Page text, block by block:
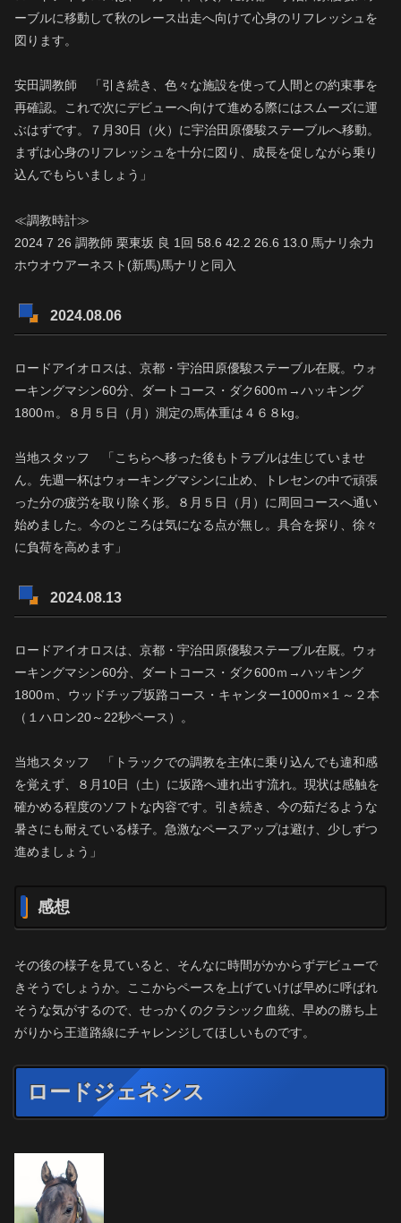
ーブルに移動して秋のレース出走へ向けて心身のリフレッシュを
図ります。
安田調教師 「引き続き、色々な施設を使って人間との約束事を
再確認。これで次にデビューへ向けて進める際にはスムーズに運
ぶはずです。７月30日（火）に宇治田原優駿ステーブルへ移動。
まずは心身のリフレッシュを十分に図り、成長を促しながら乗り
込んでもらいましょう」
≪調教時計≫
2024 7 26 調教師 栗東坂 良 1回 58.6 42.2 26.6 13.0 馬ナリ余力
ホウオウアーネスト(新馬)馬ナリと同入
2024.08.06
ロードアイオロスは、京都・宇治田原優駿ステーブル在厩。ウォ
ーキングマシン60分、ダートコース・ダク600ｍ→ハッキング
1800ｍ。８月５日（月）測定の馬体重は４６８kg。
当地スタッフ 「こちらへ移った後もトラブルは生じていませ
ん。先週一杯はウォーキングマシンに止め、トレセンの中で頑張
った分の疲労を取り除く形。８月５日（月）に周回コースへ通い
始めました。今のところは気になる点が無し。具合を探り、徐々
に負荷を高めます」
2024.08.13
ロードアイオロスは、京都・宇治田原優駿ステーブル在厩。ウォ
ーキングマシン60分、ダートコース・ダク600ｍ→ハッキング
1800ｍ、ウッドチップ坂路コース・キャンター1000ｍ×１～２本
（１ハロン20～22秒ペース）。
当地スタッフ 「トラックでの調教を主体に乗り込んでも違和感
を覚えず、８月10日（土）に坂路へ連れ出す流れ。現状は感触を
確かめる程度のソフトな内容です。引き続き、今の茹だるような
暑さにも耐えている様子。急激なペースアップは避け、少しずつ
進めましょう」
感想
その後の様子を見ていると、そんなに時間がかからずデビューで
きそうでしょうか。ここからペースを上げていけば早めに呼ばれ
そうな気がするので、せっかくのクラシック血統、早めの勝ち上
がりから王道路線にチャレンジしてほしいものです。
ロードジェネシス